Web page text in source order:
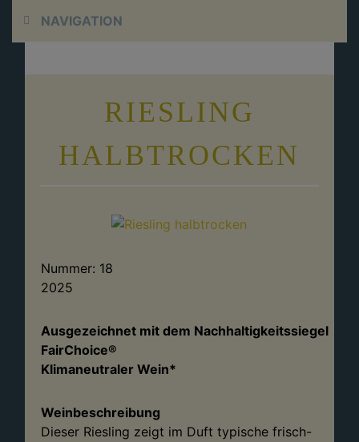
primary
content
footer
NAVIGATION
RIESLING
HALBTROCKEN
Nummer: 18
2025
Ausgezeichnet mit dem Nachhaltigkeitssiegel
FairChoice®
Klimaneutraler Wein*
Weinbeschreibung
Dieser Riesling zeigt im Duft typische frisch-